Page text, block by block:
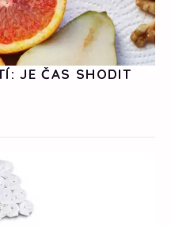
JE ČAS SHODIT